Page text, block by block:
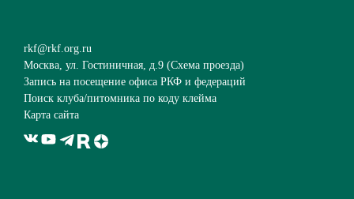
rkf@rkf.org.ru
Москва, ул. Гостиничная, д.9 (Схема проезда)
Запись на посещение офиса РКФ и федераций
Поиск клуба/питомника по коду клейма
Карта сайта